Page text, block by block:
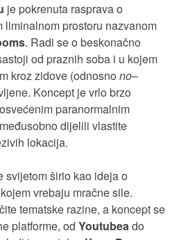
je pokrenuta rasprava o
liminalnom prostoru nazvanom
. Radi se o beskonačno
od praznih soba i u kojem
kroz zidove (odnosno no–
Koncept je vrlo brzo
paranormalnim
dijelili vlastite
lokacija.
svijetom širio kao ideja o
vrebaju mračne sile.
tematske razine, a koncept se
platforme, od Youtubeado